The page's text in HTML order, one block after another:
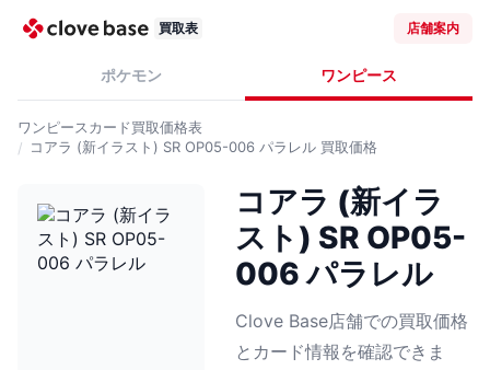
買取表 店舗案内
ポケモン ワンピース
ワンピースカード買取価格表
コアラ (新イラスト) SR OP05-006 パラレル 買取価格
コアラ (新イラ
スト) SR OP05-
006 パラレル
Clove Base店舗での買取価格
とカード情報を確認できま